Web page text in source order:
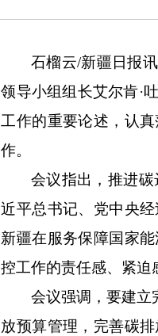
石榴云/新疆日报
领导小组组长艾尔肯·
工作的重要论述，认
作。
会议指出，推进
近平总书记、党中央
新疆在服务保障国家
控工作的责任感、紧迫
会议强调，要建立
放预算管理，完善碳